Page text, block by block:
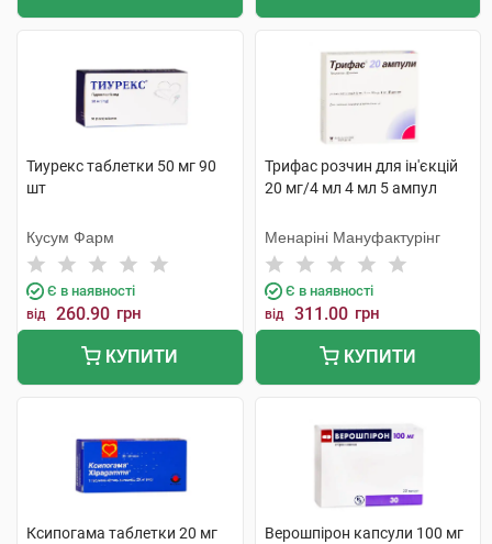
Тиурекс таблетки 50 мг 90
шт
Кусум Фарм
Є в наявності
від 260.90 грн
КУПИТИ
Трифас розчин для ін'єкцій
20 мг/4 мл 4 мл 5 ампул
Менаріні Мануфактурінг
Є в наявності
від 311.00 грн
КУПИТИ
Ксипогама таблетки 20 мг
Верошпірон капсули 100 мг